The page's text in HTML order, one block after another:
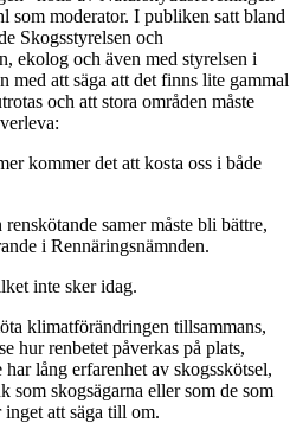
som moderator. I publiken satt bland
Skogsstyrelsen och
, ekolog och även med styrelsen i
med att säga att det finns lite gammal
och att stora områden måste
kommer det att kosta oss i både
samer måste bli bättre,
i Rennäringsnämnden.
inte sker idag.
klimatförändringen tillsammans,
hur renbetet påverkas på plats,
lång erfarenhet av skogsskötsel,
som skogsägarna eller som de som
inget att säga till om.